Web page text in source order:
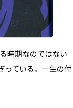
時期なのではない
っている。一生の付